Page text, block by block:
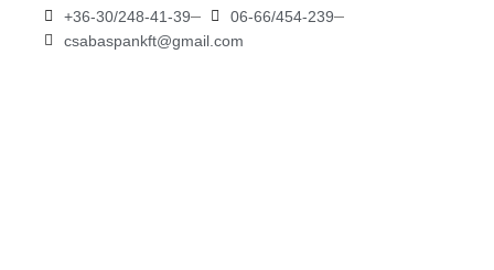
+36-30/248-41-39
06-66/454-239
csabaspankft@gmail.com